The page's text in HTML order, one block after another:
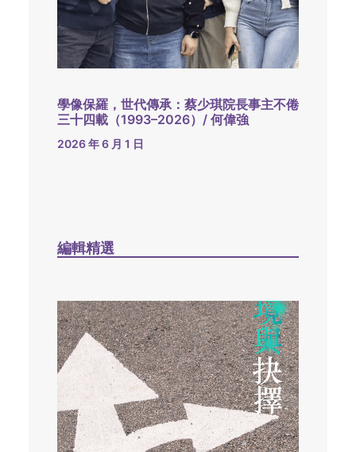
學像保羅，世代傳承：蔡少琪院長事主不倦
三十四載（1993–2026）/ 何偉強
2026 年 6 月 1 日
編輯精選